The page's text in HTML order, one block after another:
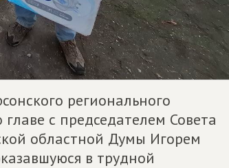
регионального
главе с председателем Совета
областной Думы Игорем
в трудной